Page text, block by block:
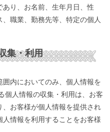
り、お名前、生年月日、性
職業、勤務先等、特定の個人
集・利用
内においてのみ、個人情報を
個人情報の収集・利用は、お客
お客様が個人情報を提供され
情報を利用することをお客様